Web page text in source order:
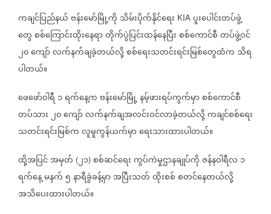
ကချင်ပြည်နယ်ဗန်းမော်မြို့ကို သိမ်းပိုက်နိုင်ရေး KIA ပူးပေါင်းတပ်ဖွဲ့
တွေစစ်ကြောင်းထိုးနေရာတိုက်ပွဲပြင်းထန်နေပြီးစစ်ကောင်စီတပ်ဖွဲ့ဝင်
၂၀ကျော်လက်နက်ချခဲ့တယ်လို့စစ်ရေးသတင်းရင်းမြစ်တွေထံက သိရ
ပါတယ်။
ဖေဖော်ဝါရီ ၁ရက်နေ့ကဗန်းမော်မြို့နမ့်ဖားရပ်ကွက်မှာစစ်ကောင်စီ
တပ်သား၂၀ကျော်လက်နက်ချအလင်းဝင်လာခဲ့တယ်လို့ကချင်စစ်ရေး
သတင်းရင်းမြစ်ကလူမှုကွန်ယက်မှာရေးသားထားပါတယ်။
ထို့အပြင်အမှတ် (၂၁) စစ်ဆင်ရေးကွပ်ကဲမှုဌာနချုပ်ကိုဇန်နဝါရီလ ၁
ရက်နေ့မနက်၅နာရီခွဲခန့်မှာအပြီးသတ်ထိုးစစ်စတင်နေတယ်လို့
အသိပေးထားပါတယ်။